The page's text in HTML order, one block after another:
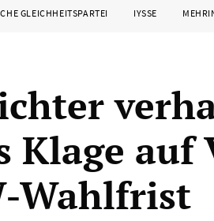
GLEICHHEITSPARTEI IYSSE
Klage auf
Wahlfrist